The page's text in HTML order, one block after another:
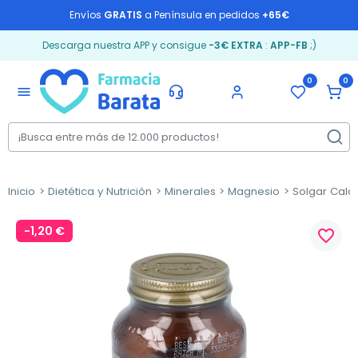
Envíos GRATIS a Península en pedidos +65€
Descarga nuestra APP y consigue -3€ EXTRA: APP-FB ;)
menu
0 0
Inicio Dietética y Nutrición Minerales Magnesio Solgar
-1,20 € favorite_border